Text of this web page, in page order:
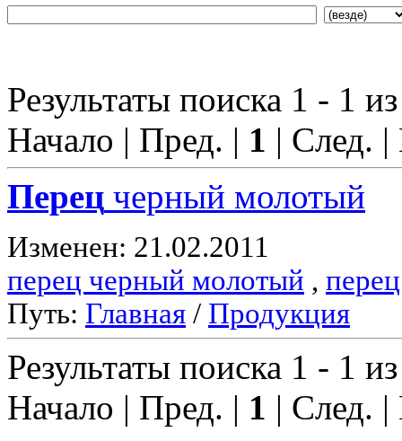
Результаты поиска 1 - 1
Начало | Пред. | 1 | След.
Перец черный молотый
Изменен: 21.02.2011
перец черный молотый , перец
Путь: Главная / Продукция
Результаты поиска 1 - 1
Начало | Пред. | 1 | След.